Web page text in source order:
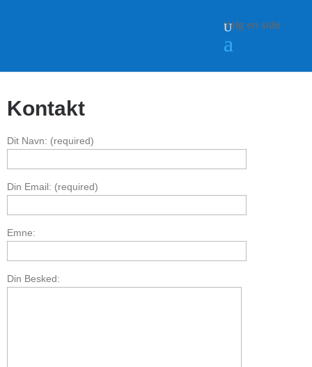
Velg en side
Kontakt
Dit Navn: (required)
Din Email: (required)
Emne:
Din Besked: